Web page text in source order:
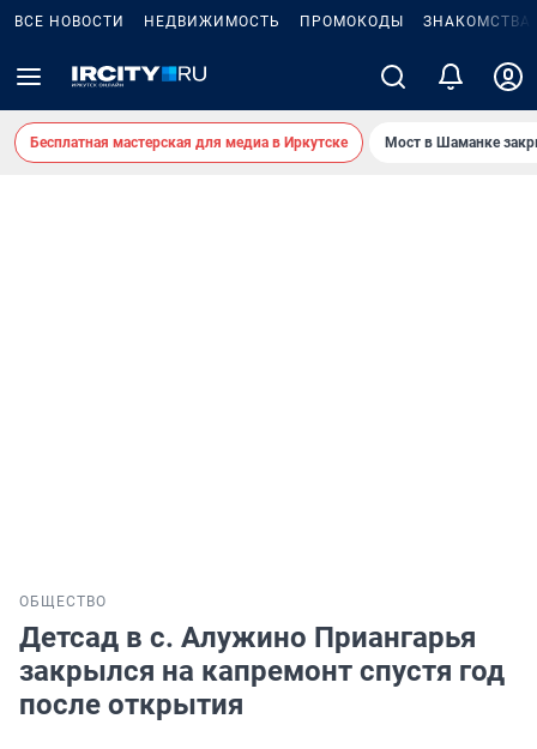
ВСЕ НОВОСТИ НЕДВИЖИМОСТЬ ПРОМОКОДЫ ЗНАКОМСТВА
Бесплатная мастерская для медиа в Иркутске Мост в Шаманке
ОБЩЕСТВО
Детсад в с. Алужино Приангарья
закрылся на капремонт спустя год
после открытия